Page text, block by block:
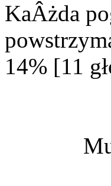
KaÂżda
14% [11